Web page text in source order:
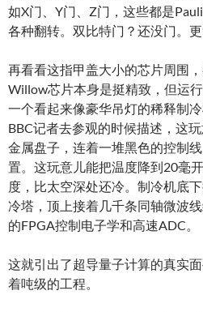
如X门、Y门、Z门，这些都是
各种翻转。双比特门？还没门。
再看看这指甲盖大小的芯片周围
Willow芯片本身是挺精致，但运
一个看起来像豪华吊灯的稀释制
BBC记者去参观的时候描述，这
金属盘子，连着一堆黑色的控制
置。这玩意儿能把温度降到20毫
度，比太空深处还冷。制冷机底
冷塔，顶上接着几千条同轴微波
的FPGA控制电子学和高速ADC。
这就引出了超导量子计算的真实
着吨级的工程。